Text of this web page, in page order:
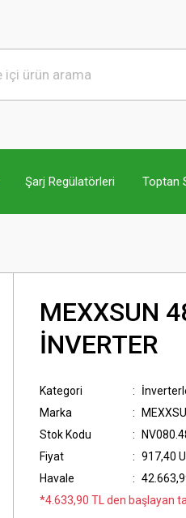
Şarj Regülatörleri Toptan
MEXXSUN
İNVERTER
Kategori
Marka
Stok Kodu
Fiyat
917,40
Havale
*4.633,90 TL den başlayan